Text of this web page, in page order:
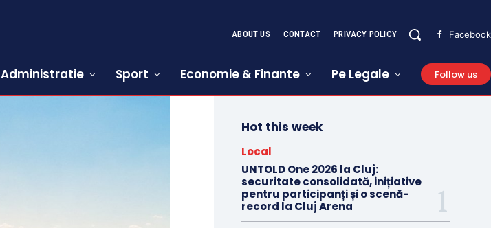
ABOUT US CONTACT PRIVACY POLICY Facebook
Administratie Sport Economie & Finante Pe Legale Follow us
Hot this week
Local
UNTOLD One 2026 la Cluj:
securitate consolidată, inițiative
pentru participanți și o scenă-
record la Cluj Arena